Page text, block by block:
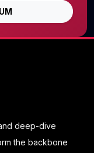
deep-dive
the backbone